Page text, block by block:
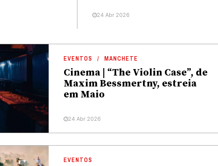
24 Abr 2026
EVENTOS MANCHETE
Cinema | “The Violin Case”, de
Maxim Bessmertny, estreia
em Maio
24 Abr 2026
EVENTOS